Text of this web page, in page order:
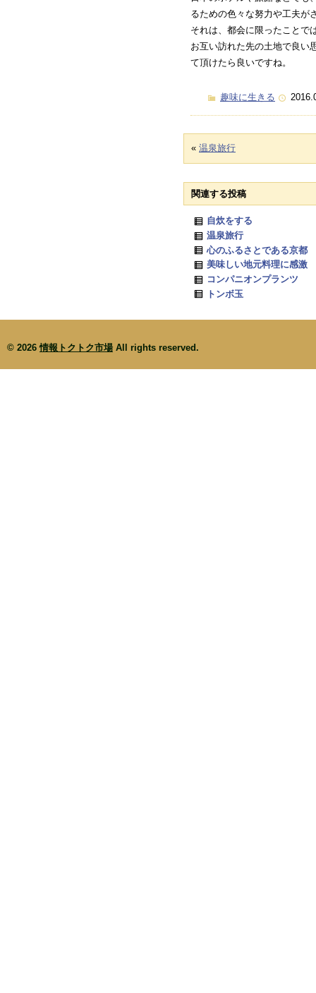
るための色々な努力や工夫が
それは、都会に限ったことで
お互い訪れた先の土地で良い
て頂けたら良いですね。
趣味に生きる
« 温泉旅行
関連する投稿
自炊をする
温泉旅行
心のふるさとである京都
美味しい地元料理に感激
コンパニオンプランツ
トンボ玉
© 2026情報トクトク市場 All rights reserved.